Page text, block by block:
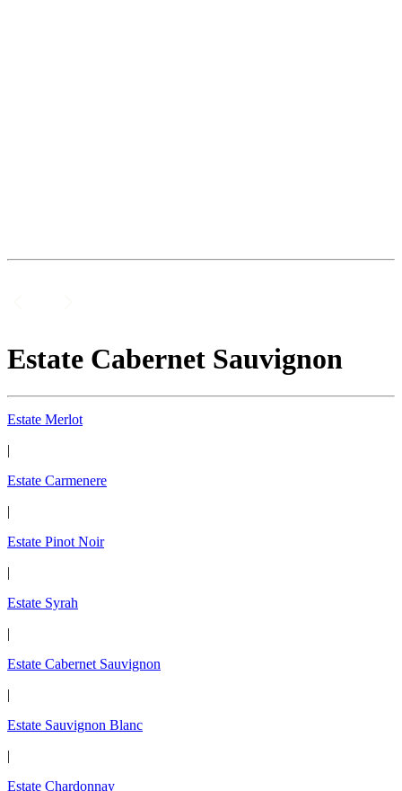
Estate Cabernet Sauvignon
Estate Merlot
|
Estate Carmenere
|
Estate Pinot Noir
|
Estate Syrah
|
Estate Cabernet Sauvignon
|
Estate Sauvignon Blanc
|
Estate Chardonnay